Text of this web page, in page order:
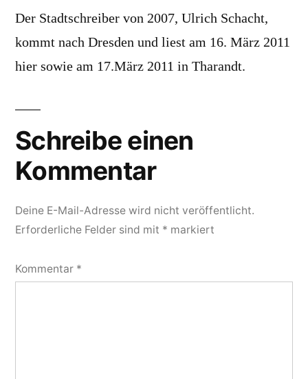
Der Stadtschreiber von 2007, Ulrich Schacht,
kommt nach Dresden und liest am 16. März 2011
hier sowie am 17.März 2011 in Tharandt.
Schreibe einen
Kommentar
Deine E-Mail-Adresse wird nicht veröffentlicht.
Erforderliche Felder sind mit * markiert
Kommentar *